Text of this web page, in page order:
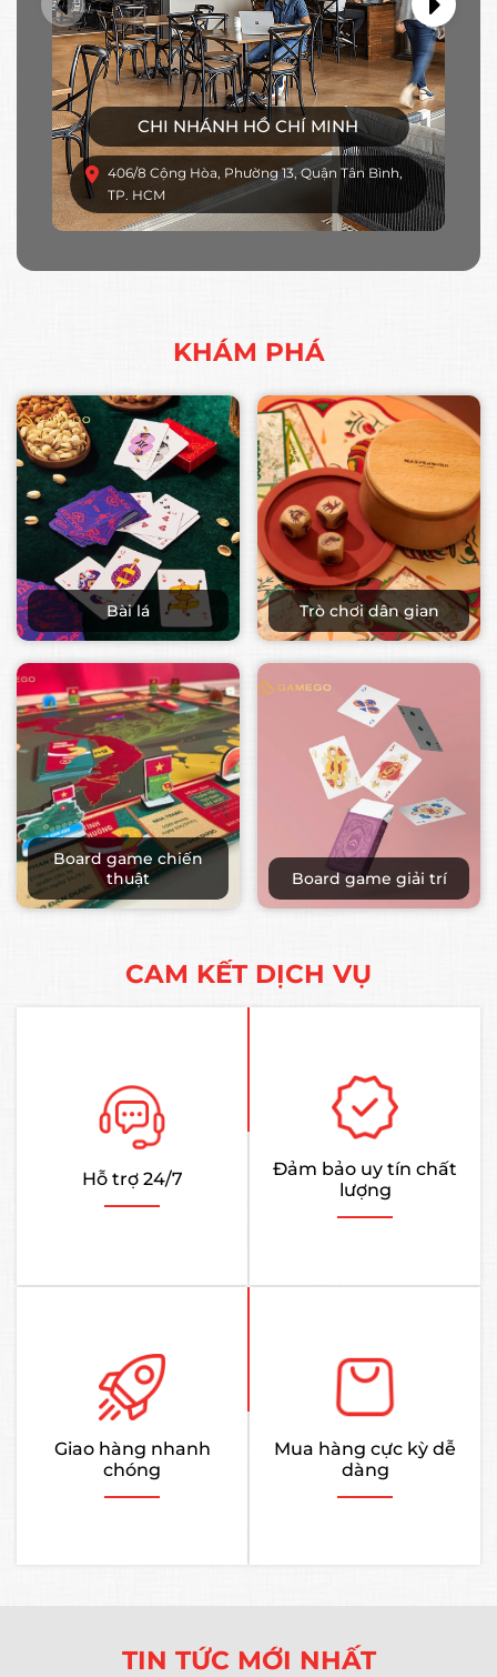
CHI NHÁNH HỒ CHÍ MINH
406/8 Cộng Hòa, Phường 13, Quận Tân Bình,
TP. HCM
KHÁM PHÁ
Bài lá Trò chơi dân gian
Board game chiến
thuật
Board game giải trí
CAM KẾT DỊCH VỤ
Hỗ trợ 24/7
Đảm bảo uy tín chất
lượng
Giao hàng nhanh
chóng
Mua hàng cực kỳ dễ
dàng
TIN TỨC MỚI NHẤT